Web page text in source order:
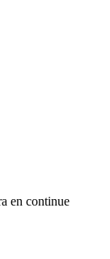
en continue